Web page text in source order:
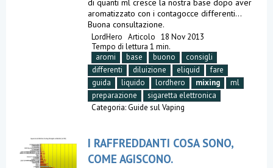
di quanti ml cresce la nostra base dopo aver
aromatizzato con i contagocce differenti...
Buona consultazione.
LordHero Articolo 18 Nov 2013
Tempo di lettura 1 min.
aromi
base buono
consigli
differenti
diluizione eliquid
fare
guida
liquido lordhero mixing
ml
preparazione
sigaretta elettronica
Categoria:Guide sul Vaping
I RAFFREDDANTI COSA SONO,
COME AGISCONO.